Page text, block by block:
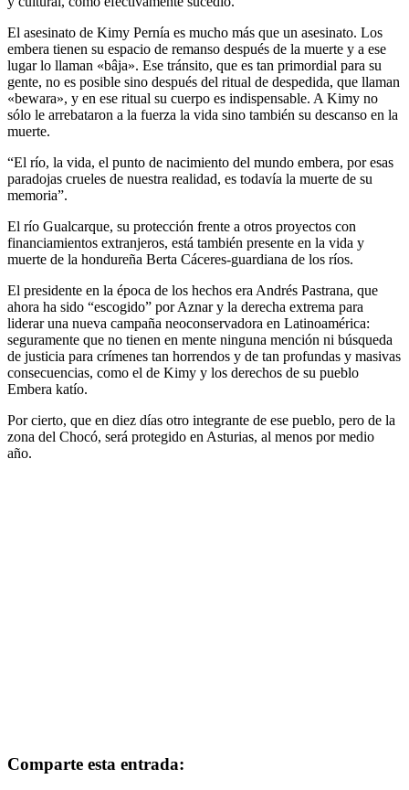
El asesinato de Kimy Pernía es mucho más que un asesinato. Los
embera tienen su espacio de remanso después de la muerte y a ese
lugar lo llaman «bâja». Ese tránsito, que es tan primordial para su
gente, no es posible sino después del ritual de despedida, que llaman
«bewara», y en ese ritual su cuerpo es indispensable. A Kimy no
sólo le arrebataron a la fuerza la vida sino también su descanso en la
muerte.
“El río, la vida, el punto de nacimiento del mundo embera, por esas
paradojas crueles de nuestra realidad, es todavía la muerte de su
memoria”.
El río Gualcarque, su protección frente a otros proyectos con
financiamientos extranjeros, está también presente en la vida y
muerte de la hondureña Berta Cáceres-guardiana de los ríos.
El presidente en la época de los hechos era Andrés Pastrana, que
ahora ha sido “escogido” por Aznar y la derecha extrema para
liderar una nueva campaña neoconservadora en Latinoamérica:
seguramente que no tienen en mente ninguna mención ni búsqueda
de justicia para crímenes tan horrendos y de tan profundas y masivas
consecuencias, como el de Kimy y los derechos de su pueblo
Embera katío.
Por cierto, que en diez días otro integrante de ese pueblo, pero de la
zona del Chocó, será protegido en Asturias, al menos por medio
año.
Comparte esta entrada: